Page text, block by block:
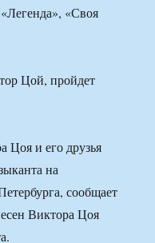
«Своя
Цоя и его друзья
на
сообщает
Виктора Цоя